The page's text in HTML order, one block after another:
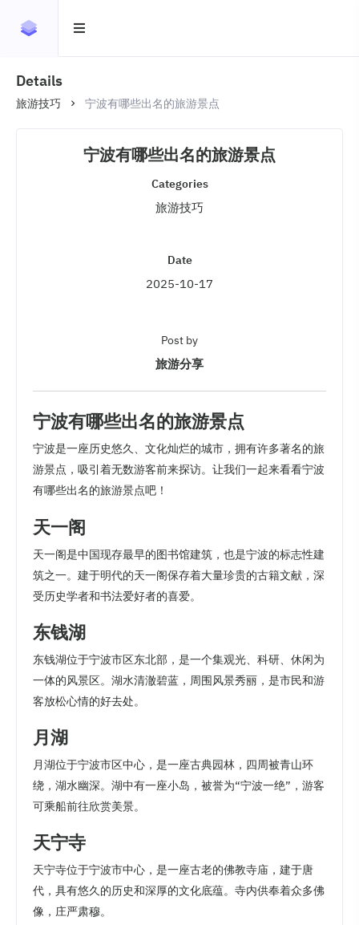
Details
旅游技巧 宁波有哪些出名的旅游景点
宁波有哪些出名的旅游景点
Categories
旅游技巧
Date
2025-10-17
Post by
旅游分享
宁波有哪些出名的旅游景点
宁波是一座历史悠久、文化灿烂的城市，拥有许多著名的旅
游景点，吸引着无数游客前来探访。让我们一起来看看宁波
有哪些出名的旅游景点吧！
天一阁
天一阁是中国现存最早的图书馆建筑，也是宁波的标志性建
筑之一。建于明代的天一阁保存着大量珍贵的古籍文献，深
受历史学者和书法爱好者的喜爱。
东钱湖
东钱湖位于宁波市区东北部，是一个集观光、科研、休闲为
一体的风景区。湖水清澈碧蓝，周围风景秀丽，是市民和游
客放松心情的好去处。
月湖
月湖位于宁波市区中心，是一座古典园林，四周被青山环
绕，湖水幽深。湖中有一座小岛，被誉为“宁波一绝”，游客
可乘船前往欣赏美景。
天宁寺
天宁寺位于宁波市中心，是一座古老的佛教寺庙，建于唐
代，具有悠久的历史和深厚的文化底蕴。寺内供奉着众多佛
像，庄严肃穆。